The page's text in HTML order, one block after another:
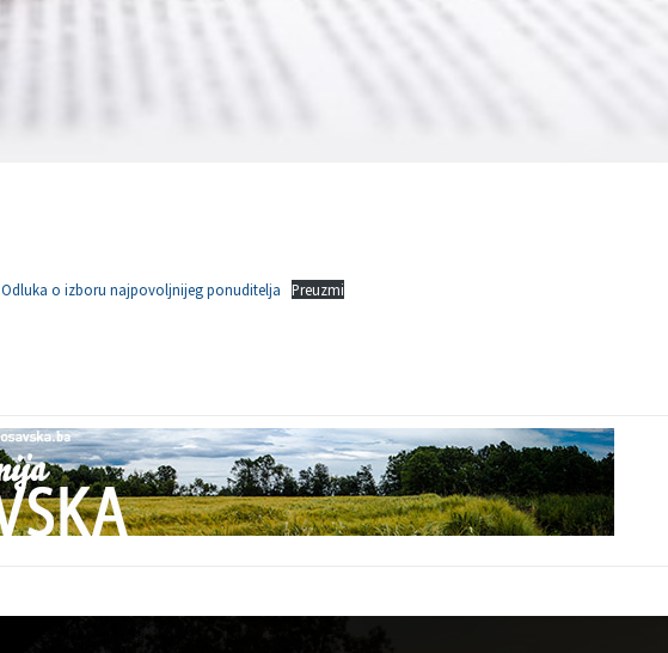
Odluka o izboru najpovoljnijeg ponuditelja Preuzmi